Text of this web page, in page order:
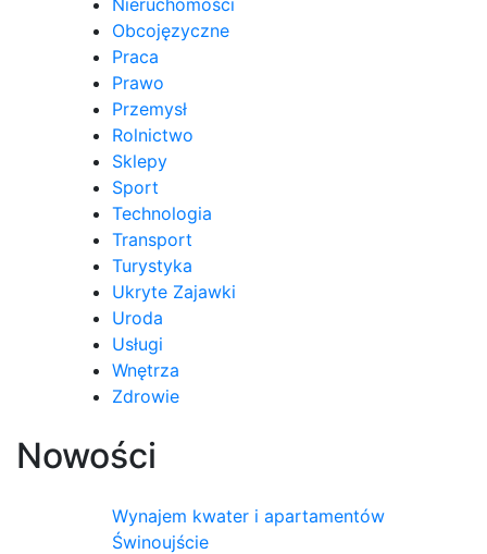
Obcojęzyczne
Praca
Prawo
Przemysł
Rolnictwo
Sklepy
Sport
Technologia
Transport
Turystyka
Ukryte Zajawki
Uroda
Usługi
Wnętrza
Zdrowie
Nowości
Wynajem kwater i apartamentów
Świnoujście